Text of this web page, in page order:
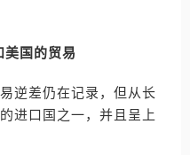
美国的贸易
逆差仍在记录，但从长
进口国之一，并且呈上